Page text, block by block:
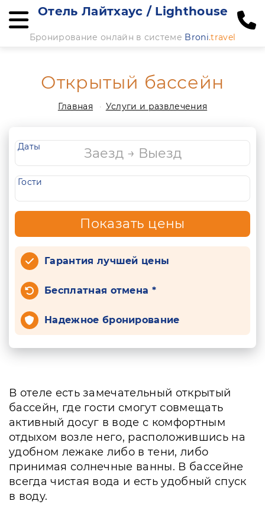
Отель Лайтхаус / Lighthouse
Бронирование онлайн в системе Broni.travel
Открытый бассейн
Главная Услуги и развлечения
Даты
Гости
Показать цены
Гарантия лучшей цены
Бесплатная отмена *
Надежное бронирование
В отеле есть замечательный открытый
бассейн, где гости смогут совмещать
активный досуг в воде с комфортным
отдыхом возле него, расположившись на
удобном лежаке либо в тени, либо
принимая солнечные ванны. В бассейне
всегда чистая вода и есть удобный спуск
в воду.